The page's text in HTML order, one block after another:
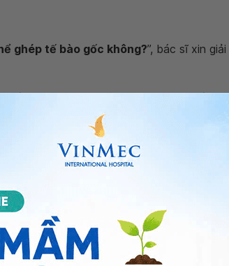
ghép tế bào gốc không?”, bác sĩ xin giải
lấy từ tủy xương của người bệnh chấn
hết đều có cải thiện so với trước ghép,
hợp với thuốc cùng phục hồi chức
giác và ảnh hưởng một số cơ quan nội
độ hồi phục tùy theo chấn thương
mức độ chấn thương gây thiếu oxy ở